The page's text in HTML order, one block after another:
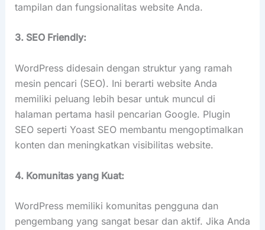
tampilan dan fungsionalitas website Anda.
3. SEO Friendly:
WordPress didesain dengan struktur yang ramah
mesin pencari (SEO). Ini berarti website Anda
memiliki peluang lebih besar untuk muncul di
halaman pertama hasil pencarian Google. Plugin
SEO seperti Yoast SEO membantu mengoptimalkan
konten dan meningkatkan visibilitas website.
4. Komunitas yang Kuat:
WordPress memiliki komunitas pengguna dan
pengembang yang sangat besar dan aktif. Jika Anda